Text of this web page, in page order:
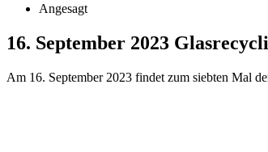
Angesagt
16. September 2023
Am 16. September 2023 findet zum siebten Mal